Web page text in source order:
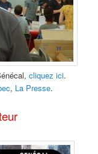
cliquez ici.
, La Presse.